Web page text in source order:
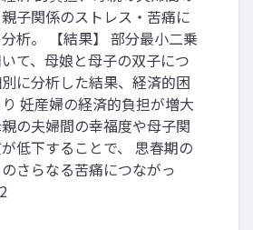
子関係のストレス・苦痛に
析。 【結果】 部分最小二乗
て、母娘と母子の双子につ
に分析した結果、経済的困
妊産婦の経済的負担が増大
親の夫婦間の幸福度や母子関
低下することで、 思春期の
さらなる苦痛につながっ